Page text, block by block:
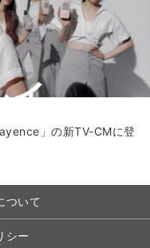
」の新TV-CMに登
ついて
シー